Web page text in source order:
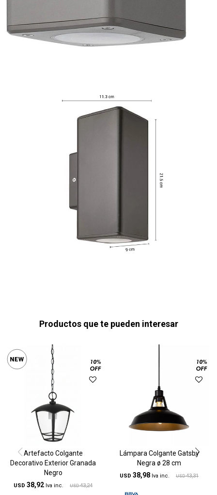
Productos que te pueden interesar
Artefacto Colgante
Decorativo Exterior Granada
Negro
USD 38,92 USD 43,24
Lámpara Colgante Gatsby
Negra ø 28 cm
USD 38,98 USD 43,31